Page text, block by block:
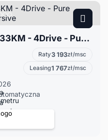
Cupra Leon 2.0 TSI - 333KM - 4Drive - Pure Performance - Pakiet Immersive
Raty3 193zł/msc
Leasing1 767zł/msc